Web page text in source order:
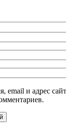
email и адрес